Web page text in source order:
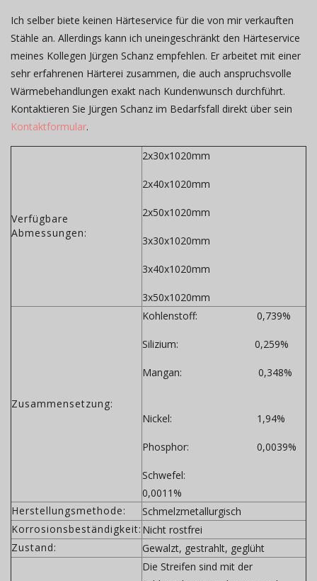
Ich selber biete keinen Härteservice für die von mir verkauften
Stähle an. Allerdings kann ich uneingeschränkt den Härteservice
meines Kollegen Jürgen Schanz empfehlen. Er arbeitet mit einer
sehr erfahrenen Härterei zusammen, die auch anspruchsvolle
Wärmebehandlungen exakt nach Kundenwunsch durchführt.
Kontaktieren Sie Jürgen Schanz im Bedarfsfall direkt über sein
Kontaktformular.
Verfügbare
Abmessungen:
2x30x1020mm
2x40x1020mm
2x50x1020mm
3x30x1020mm
3x40x1020mm
3x50x1020mm
Zusammensetzung:
Kohlenstoff: 0,739%
Silizium: 0,259%
Mangan: 0,348%
Nickel: 1,94%
Phosphor: 0,0039%
Schwefel:
0,0011%
Herstellungsmethode:
Schmelzmetallurgisch
Korrosionsbeständigkeit: Nicht rostfrei
Zustand:
Gewalzt, gestrahlt, geglüht
Die Streifen sind mit der